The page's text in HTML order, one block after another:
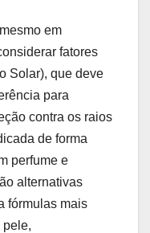
em
fatores
Solar), que deve
para
contra os raios
de forma
perfume e
alternativas
fórmulas mais
pele,